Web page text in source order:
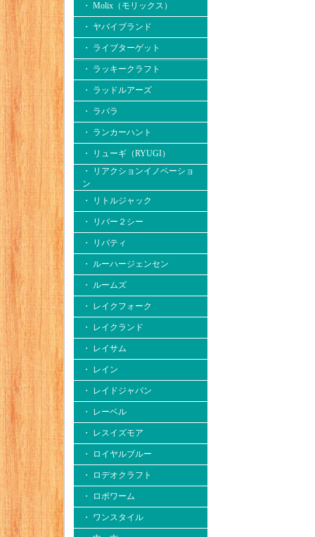
・ Molix（モリックス）
・ ヤバイブランド
・ ライブターゲット
・ ラッキークラフト
・ ラッドルアーズ
・ ラパラ
・ ランカーハント
・ リューギ（RYUGI）
・ リアクションイノベーショ
ン
・ リトルジャック
・ リバー２シー
・ リバティ
・ ルーハージェンセン
・ ルームズ
・ レイクフォーク
・ レイクランド
・ レイサム
・ レイン
・ レイドジャパン
・ レーベル
・ レスイズモア
・ ロイヤルブルー
・ ロデオクラフト
・ ロボワーム
・ ワンスタイル